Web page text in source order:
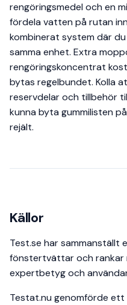
rengöringsmedel och en
fördela vatten på rutan
kombinerat system där
samma enhet. Extra
rengöringskoncentrat
bytas regelbundet. Kolla
reservdelar och tillbehör
kunna byta gummilisten
rejält.
Källor
Test.se har sammanställt
fönstertvättar och rankar
expertbetyg och
Testat.nu genomförde